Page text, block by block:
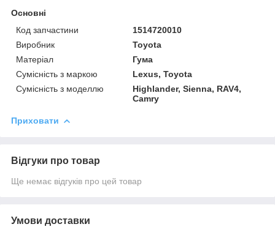
Основні
Код запчастини
1514720010
Виробник
Toyota
Матеріал
Гума
Сумісність з маркою
Lexus, Toyota
Сумісність з моделлю
Highlander, Sienna, RAV4,
Camry
Приховати
Відгуки про товар
Ще немає відгуків про цей товар
Умови доставки